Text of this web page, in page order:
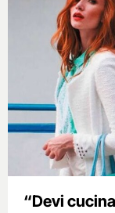
“Devi